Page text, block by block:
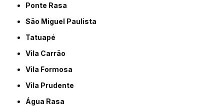
Ponte Rasa
São Miguel Paulista
Tatuapé
Vila Carrão
Vila Formosa
Vila Prudente
Água Rasa